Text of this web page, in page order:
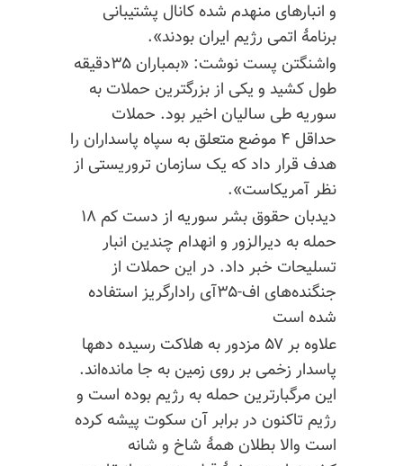
و انبارهای منهدم شده کانال پشتیبانی
برنامهٔ اتمی رژیم ایران بودند».
واشنگتن پست نوشت: «بمباران ۳۵دقیقه
طول کشید و یکی از بزرگترین حملات به
سوریه طی سالیان اخیر بود. حملات
حداقل ۴ موضع متعلق به سپاه پاسداران را
هدف قرار داد که یک سازمان تروریستی از
نظر آمریکاست».
دیدبان حقوق بشر سوریه از دست کم ۱۸
حمله به دیرالزور و انهدام چندین انبار
تسلیحات خبر داد. در این حملات از
جنگنده‌های اف-۳۵آی رادارگریز استفاده
شده است
علاوه بر ۵۷ مزدور به هلاکت رسیده دهها
پاسدار زخمی بر روی زمین به جا مانده‌اند.
این مرگبارترین حمله به رژیم بوده است و
رژیم تاکنون در برابر آن سکوت پیشه کرده
است والا بطلان همهٔ شاخ و شانه